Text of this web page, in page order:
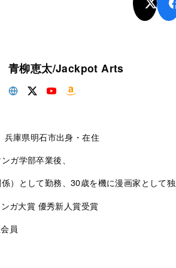
青柳恵太/Jackpot Arts
兵庫県明石市出身・在住
ガ学部卒業後、
）として勤務、30歳を機に漫画家として
ガ大賞 優秀新人賞受賞
員